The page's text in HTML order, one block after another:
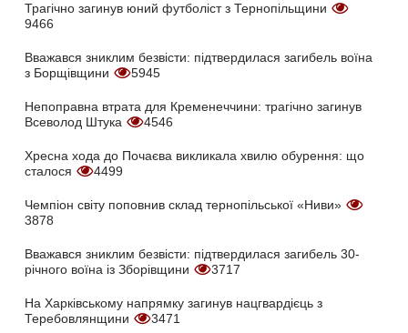
Трагічно загинув юний футболіст з Тернопільщини
9466
Вважався зниклим безвісти: підтвердилася загибель воїна
з Борщівщини
5945
Непоправна втрата для Кременеччини: трагічно загинув
Всеволод Штука
4546
Хресна хода до Почаєва викликала хвилю обурення: що
сталося
4499
Чемпіон світу поповнив склад тернопільської «Ниви»
3878
Вважався зниклим безвісти: підтвердилася загибель 30-
річного воїна із Зборівщини
3717
На Харківському напрямку загинув нацгвардієць з
Теребовлянщини
3471